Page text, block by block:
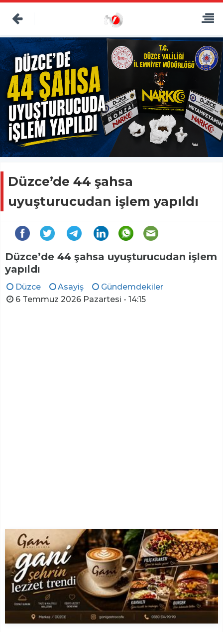
Düzce’de 44 şahsa
uyuşturucudan işlem yapıldı
Düzce’de 44 şahsa uyuşturucudan işlem
yapıldı
Düzce Asayiş
Gündemdekiler
6 Temmuz 2026 Pazartesi - 14:15